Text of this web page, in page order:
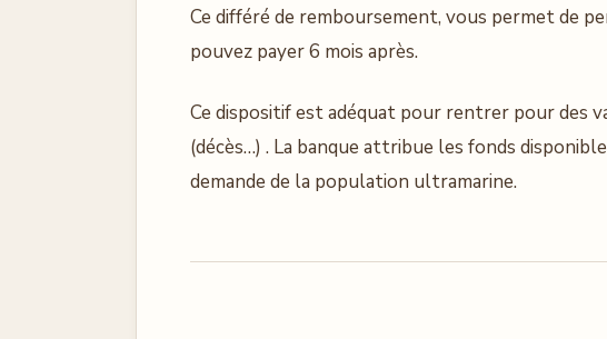
Ce différé de remboursement, vous permet de
pouvez payer 6 mois après.
Ce dispositif est adéquat pour rentrer pour des
(décès…) . La banque attribue les fonds
demande de la population ultramarine.